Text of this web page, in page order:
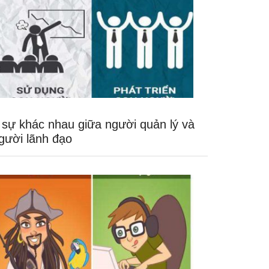
khác nhau giữa người quản lý và
lãnh đạo